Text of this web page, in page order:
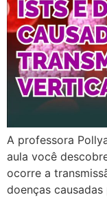
A professora
aula você
ocorre a
doenças